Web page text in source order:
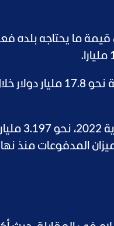
قيمة ما يحتاجه بلده
وبحسب آخر بيانات متوفرة من إدارة الجمارك اللبنانية، سجلت الواردات السلعية نحو 17.8
فيما أظهرت بيانات المصرف المركزي تسجيل عجز ميزان
المتراكم في ميزان المدفوعات منذ